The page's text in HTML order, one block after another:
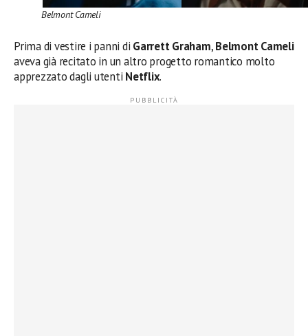
Belmont Cameli
Prima di vestire i panni di Garrett Graham,Belmont Cameli
aveva già recitato in un altro progetto romantico molto
apprezzato dagli utenti Netflix.